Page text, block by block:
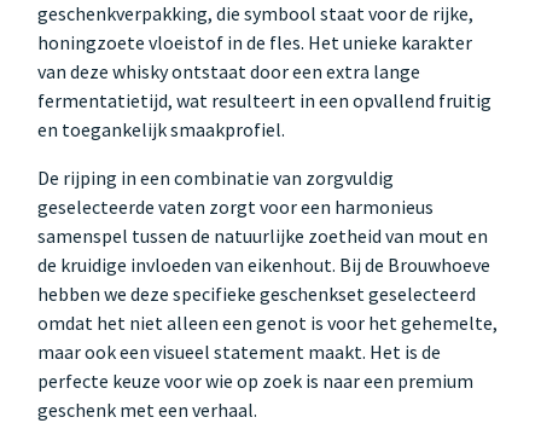
geschenkverpakking, die symbool staat voor de rijke,
honingzoete vloeistof in de fles. Het unieke karakter
van deze whisky ontstaat door een extra lange
fermentatietijd, wat resulteert in een opvallend fruitig
en toegankelijk smaakprofiel.
De rijping in een combinatie van zorgvuldig
geselecteerde vaten zorgt voor een harmonieus
samenspel tussen de natuurlijke zoetheid van mout en
de kruidige invloeden van eikenhout. Bij de Brouwhoeve
hebben we deze specifieke geschenkset geselecteerd
omdat het niet alleen een genot is voor het gehemelte,
maar ook een visueel statement maakt. Het is de
perfecte keuze voor wie op zoek is naar een premium
geschenk met een verhaal.